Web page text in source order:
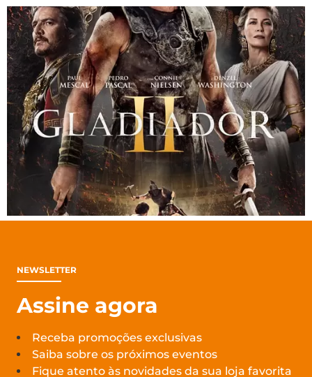
NEWSLETTER
Assine agora
Receba promoções exclusivas
Saiba sobre os próximos eventos
Fique atento às novidades da sua loja favorita